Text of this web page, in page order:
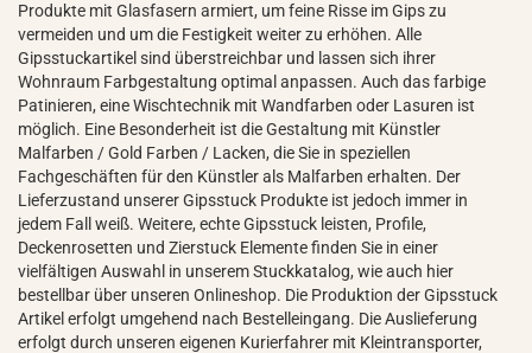
Produkte mit Glasfasern armiert, um feine Risse im Gips zu
vermeiden und um die Festigkeit weiter zu erhöhen. Alle
Gipsstuckartikel sind überstreichbar und lassen sich ihrer
Wohnraum Farbgestaltung optimal anpassen. Auch das farbige
Patinieren, eine Wischtechnik mit Wandfarben oder Lasuren ist
möglich. Eine Besonderheit ist die Gestaltung mit Künstler
Malfarben / Gold Farben / Lacken, die Sie in speziellen
Fachgeschäften für den Künstler als Malfarben erhalten. Der
Lieferzustand unserer Gipsstuck Produkte ist jedoch immer in
jedem Fall weiß. Weitere, echte Gipsstuck leisten, Profile,
Deckenrosetten und Zierstuck Elemente finden Sie in einer
vielfältigen Auswahl in unserem Stuckkatalog, wie auch hier
bestellbar über unseren Onlineshop. Die Produktion der Gipsstuck
Artikel erfolgt umgehend nach Bestelleingang. Die Auslieferung
erfolgt durch unseren eigenen Kurierfahrer mit Kleintransporter,